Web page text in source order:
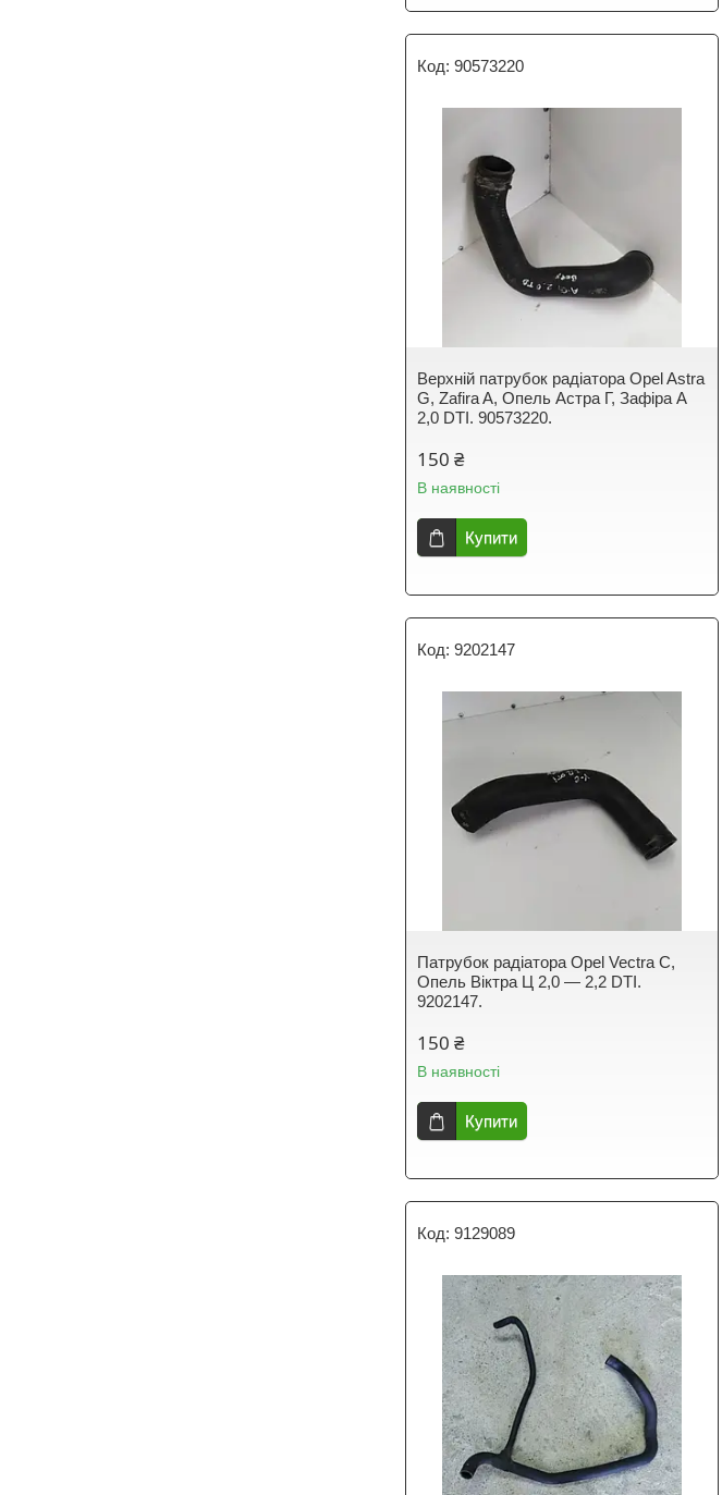
90573220
Верхній патрубок радіатора Opel Astra
G, Zafira A, Опель Астра Г, Зафіра А
2,0 DTI. 90573220.
150 ₴
В наявності
Купити
9202147
Патрубок радіатора Opel Vectra C,
Опель Віктра Ц 2,0 — 2,2 DTI.
9202147.
150 ₴
В наявності
Купити
9129089